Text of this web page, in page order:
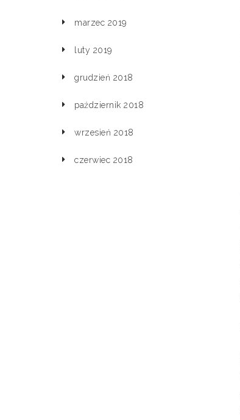
marzec 2019
luty 2019
grudzień 2018
październik 2018
wrzesień 2018
czerwiec 2018